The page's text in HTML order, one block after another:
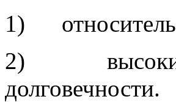
1)
2) высокий